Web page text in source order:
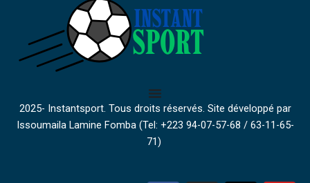
2025- Instantsport. Tous droits réservés. Site développé par
Issoumaila Lamine Fomba (Tel: +223 94-07-57-68 / 63-11-65-
71)